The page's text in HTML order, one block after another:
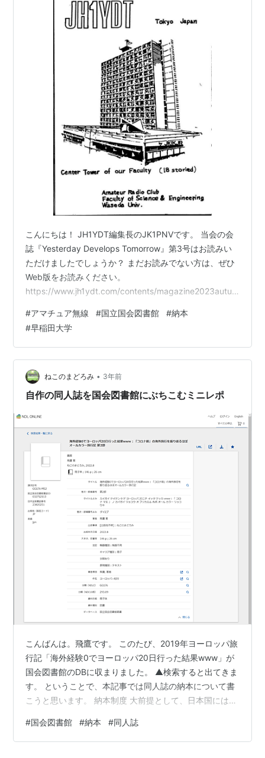
こんにちは！ JH1YDT編集長のJK1PNVです。 当会の会
誌『Yesterday Develops Tomorrow』第3号はお読みい
ただけましたでしょうか？ まだお読みでない方は、ぜひ
Web版をお読みください。
https://www.jh1ydt.com/contents/magazine2023autum
この会誌第3号ですが、第70回理工展（11/4,5）で約200
部を頒布したため、国立国会図書館に納本してみまし
た。（ちなみに、納本のやり方についてはまた別の記事
にしようと思います。） 国立国会図…
#アマチュア無線 #国立国会図書館 #納本
#早稲田大学
ねこのまどろみ • 3年前
自作の同人誌を国会図書館にぶちこむミニレポ
こんばんは。飛鷹です。 このたび、2019年ヨーロッパ旅
行記「海外経験0でヨーロッパ20日行った結果www」が
国会図書館のDBに収まりました。 ▲検索すると出てきま
す。 ということで、本記事では同人誌の納本について書
こうと思います。 納本制度 大前提として、日本国には国
は国会図書館のWebサイトを参照してほしいが、「頒布
を目的として相当部数作成されたすべての出版物」は納
#国会図書館 #納本 #同人誌